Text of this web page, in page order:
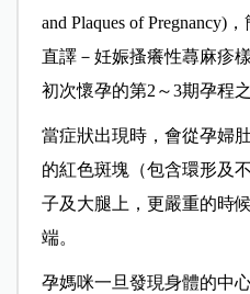
and Plaques of Pregnancy)
直譯－妊娠搔癢性蕁麻疹
初次懷孕的第2～3期孕程之
當症狀出現時，會從孕婦
的紅色斑塊（包含環形及
子及大腿上，更嚴重的時
端。
孕媽咪一旦發現身體的中